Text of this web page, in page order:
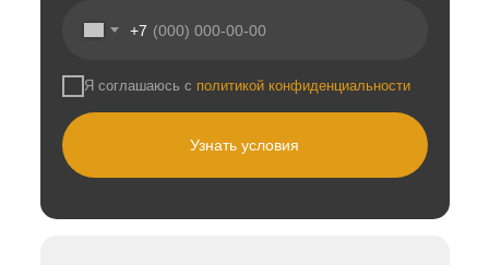
+7
Я соглашаюсь с политикой конфиденциальности
Узнать условия